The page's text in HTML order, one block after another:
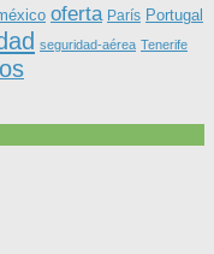
oferta París Portugal
seguridad-aérea Tenerife